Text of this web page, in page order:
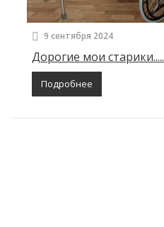
9 сентября 2024
Дорогие мои старики.....
Подробнее